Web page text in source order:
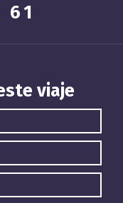
viaje
61